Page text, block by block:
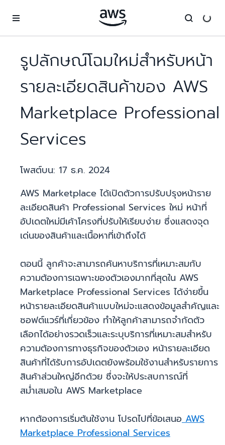
รูปลักษณ์โฉมใหม่สำหรับหน้า
รายละเอียดสินค้าของ AWS
Marketplace Professional
Services
โพสต์บน: 17 ธ.ค. 2024
AWS Marketplace ได้เปิดตัวการปรับปรุงหน้าราย
ละเอียดสินค้า Professional Services ใหม่ หน้าที่
อัปเดตใหม่มีเค้าโครงที่ปรับให้เรียบง่าย ซึ่งแสดงจุด
เด่นของสินค้าและเนื้อหาที่เข้าถึงได้
ตอนนี้ ลูกค้าจะสามารถค้นหาบริการที่เหมาะสมกับ
ความต้องการเฉพาะของตัวเองมากที่สุดใน AWS
Marketplace Professional Services ได้ง่ายขึ้น
หน้ารายละเอียดสินค้าแบบใหม่จะแสดงข้อมูลสำคัญและ
ซอฟต์แวร์ที่เกี่ยวข้อง ทำให้ลูกค้าสามารถจำกัดตัว
เลือกได้อย่างรวดเร็วและระบุบริการที่เหมาะสมสำหรับ
ความต้องการทางธุรกิจของตัวเอง หน้ารายละเอียด
สินค้าที่ได้รับการอัปเดตยังพร้อมใช้งานสำหรับรายการ
สินค้าส่วนใหญ่อีกด้วย ซึ่งจะให้ประสบการณ์ที่
สม่ำเสมอใน AWS Marketplace
หากต้องการเริ่มต้นใช้งาน โปรดไปที่ข้อเสนอAWS
Marketplace Professional Services